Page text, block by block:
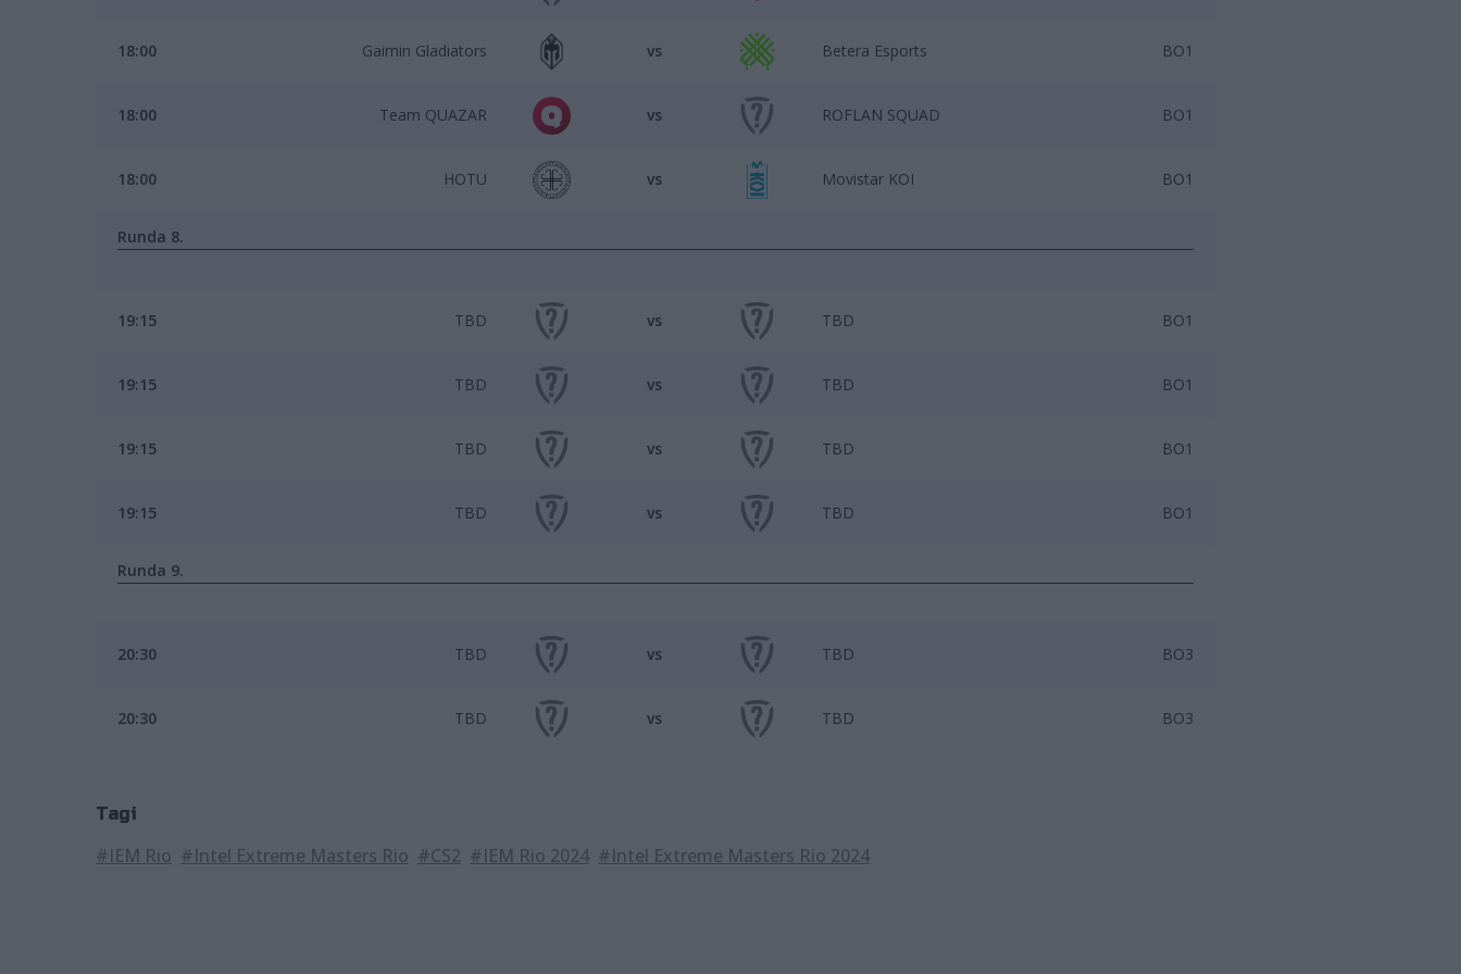
18:00 Gaimin Gladiators vs Betera Esports BO1
18:00 Team QUAZAR vs ROFLAN SQUAD BO1
18:00 HOTU vs Movistar KOI BO1
Runda 8.
19:15 TBD vs TBD BO1
19:15 TBD vs TBD BO1
19:15 TBD vs TBD BO1
19:15 TBD vs TBD BO1
Runda 9.
20:30 TBD vs TBD BO3
20:30 TBD vs TBD BO3
Tagi
#IEM Rio #Intel Extreme Masters Rio #CS2 #IEM Rio 2024 #Intel Extreme Masters Rio 2024